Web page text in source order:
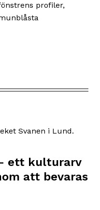
profiler,
ett kulturarv
att bevaras